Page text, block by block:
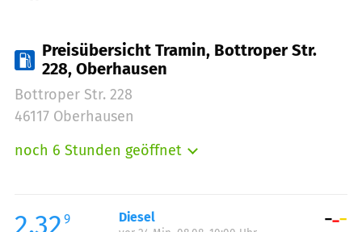
Preisübersicht Tramin, Bottroper Str.
228, Oberhausen
Bottroper Str. 228
46117 Oberhausen
noch 6 Stunden geöffnet
Mittwoch:
07:00-20:00
2.32 9 Diesel